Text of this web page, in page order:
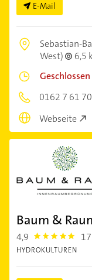
E-Mail
Sebastian-
West)
6,5
Geschlossen
0162 7 61
Webseite
Baum &
4,9 4.9
HYDROKULTUREN